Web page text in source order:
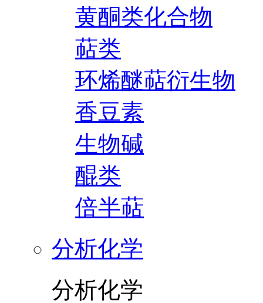
黄酮类化合物
萜类
环烯醚萜衍生物
香豆素
生物碱
醌类
倍半萜
分析化学
分析化学